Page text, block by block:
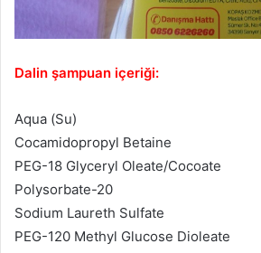
Dalin şampuan içeriği:
Aqua (Su)
Cocamidopropyl Betaine
PEG-18 Glyceryl Oleate/Cocoate
Polysorbate-20
Sodium Laureth Sulfate
PEG-120 Methyl Glucose Dioleate